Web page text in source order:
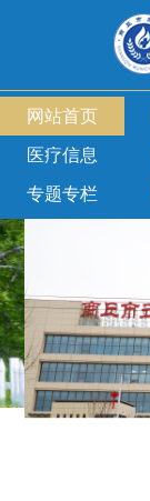
网站首页
医疗信息
专题专栏